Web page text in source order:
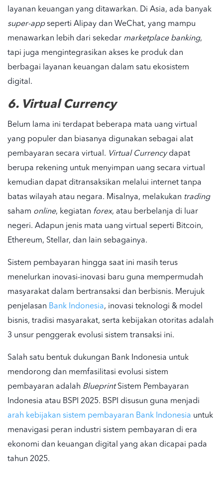
layanan keuangan yang ditawarkan. Di Asia, ada banyak
super-appseperti Alipay dan WeChat, yang mampu
menawarkan lebih dari sekedar marketplace banking,
tapi juga mengintegrasikan akses ke produk dan
berbagai layanan keuangan dalam satu ekosistem
digital.
6. Virtual Currency
Belum lama ini terdapat beberapa mata uang virtual
yang populer dan biasanya digunakan sebagai alat
pembayaran secara virtual. Virtual Currencydapat
berupa rekening untuk menyimpan uang secara virtual
kemudian dapat ditransaksikan melalui internet tanpa
batas wilayah atau negara. Misalnya, melakukan trading
saham online, kegiatan forex, atau berbelanja di luar
negeri. Adapun jenis mata uang virtual seperti Bitcoin,
Ethereum, Stellar, dan lain sebagainya.
Sistem pembayaran hingga saat ini masih terus
menelurkan inovasi-inovasi baru guna mempermudah
masyarakat dalam bertransaksi dan berbisnis. Merujuk
penjelasan Bank Indonesia, inovasi teknologi & model
bisnis, tradisi masyarakat, serta kebijakan otoritas adalah
3 unsur penggerak evolusi sistem transaksi ini.
Salah satu bentuk dukungan Bank Indonesia untuk
mendorong dan memfasilitasi evolusi sistem
pembayaran adalah BlueprintSistem Pembayaran
Indonesia atau BSPI 2025. BSPI disusun guna menjadi
arah kebijakan sistem pembayaran Bank Indonesia untuk
menavigasi peran industri sistem pembayaran di era
ekonomi dan keuangan digital yang akan dicapai pada
tahun 2025.